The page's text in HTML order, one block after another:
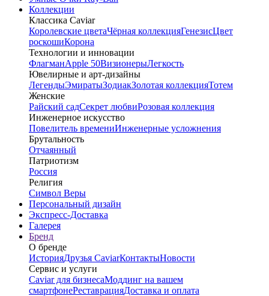
Коллекции
Классика Caviar
Королевские цветаЧёрная коллекцияГенезисЦвет
роскошиКорона
Технологии и инновации
ФлагманApple 50ВизионерыЛегкость
Ювелирные и арт-дизайны
ЛегендыЭмиратыЗодиакЗолотая коллекцияТотем
Женские
Райский садСекрет любвиРозовая коллекция
Инженерное искусство
Повелитель времениИнженерные усложнения
Брутальность
Отчаянный
Патриотизм
Россия
Религия
Символ Веры
Персональный дизайн
Экспресс-Доставка
Галерея
Бренд
О бренде
ИсторияДрузья CaviarКонтактыНовости
Сервис и услуги
Caviar для бизнесаМоддинг на вашем
смартфонеРеставрацияДоставка и оплата